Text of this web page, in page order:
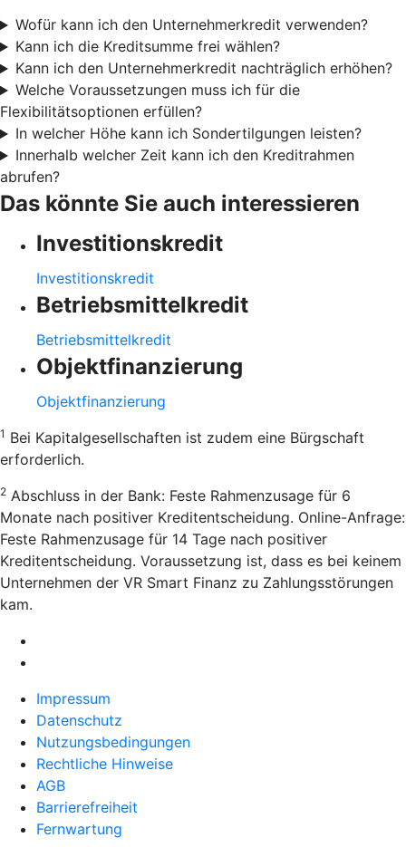
Wofür kann ich den Unternehmerkredit verwenden?
Kann ich die Kreditsumme frei wählen?
Kann ich den Unternehmerkredit nachträglich erhöhen?
Welche Voraussetzungen muss ich für die
Flexibilitätsoptionen erfüllen?
In welcher Höhe kann ich Sondertilgungen leisten?
Innerhalb welcher Zeit kann ich den Kreditrahmen
abrufen?
Das könnte Sie auch interessieren
Investitionskredit
Investitionskredit
Betriebsmittelkredit
Betriebsmittelkredit
Objektfinanzierung
Objektfinanzierung
1 Bei Kapitalgesellschaften ist zudem eine Bürgschaft
erforderlich.
2 Abschluss in der Bank: Feste Rahmenzusage für 6
Monate nach positiver Kreditentscheidung. Online-Anfrage:
Feste Rahmenzusage für 14 Tage nach positiver
Kreditentscheidung. Voraussetzung ist, dass es bei keinem
Unternehmen der VR Smart Finanz zu Zahlungsstörungen
kam.
Impressum
Datenschutz
Nutzungsbedingungen
Rechtliche Hinweise
AGB
Barrierefreiheit
Fernwartung